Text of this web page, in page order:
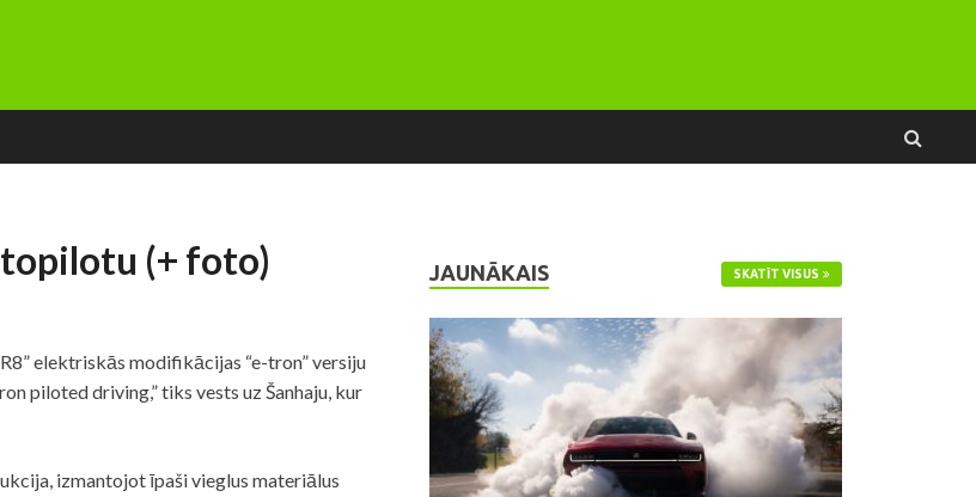
(+ foto)
elektriskās modifikācijas “e-tron” versiju
piloted driving,” tiks vests uz Šanhaju, kur
izmantojot īpaši vieglus materiālus
JAUNĀKAIS SKATĪT VISUS